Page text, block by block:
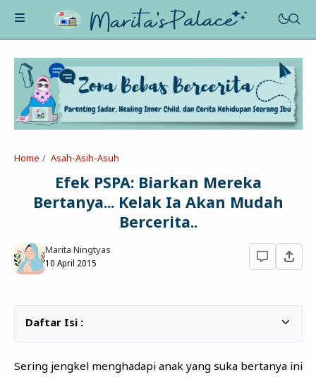
About Me
Contact
Asah-Asih-Asuh
Life Motivation
Book Review
Celotehku
Poe-Fict
Health
Jalan&Jajan
Soal Uang
Parenting
Zona Curcol
Home Asah-Asih-Asuh
Efek PSPA: Biarkan Mereka
Bertanya... Kelak Ia Akan Mudah
Bercerita..
Marita Ningtyas
10 April 2015
Sering jengkel menghadapi anak yang suka bertanya ini